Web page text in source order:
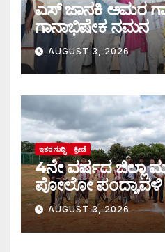
ಎಸ್ ಜಾನಕಿ ಅಮರ
ಗಾನಾಭಿಷೇಕ ನಮನ
AUGUST 3, 2026
ಇತರ ಸುದ್ದಿ ಕ್ರೀಡೆ
4ನೇ ವರ್ಷದ ಜಿಲ್ಲಾ
ಪೋಲೋ ಪಂದ್ಯಾವಳಿ
AUGUST 3, 2026